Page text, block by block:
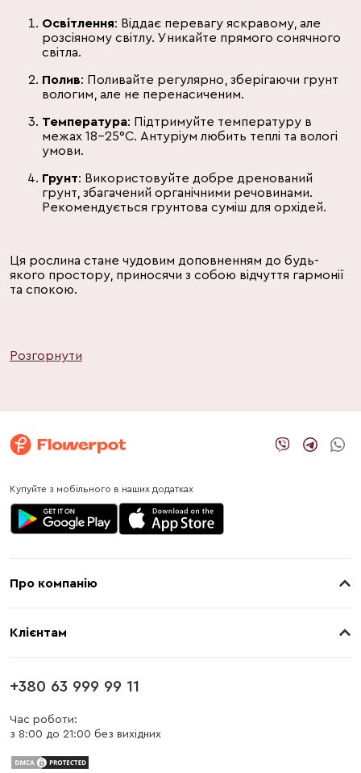
Освітлення: Віддає перевагу яскравому, але
розсіяному світлу. Уникайте прямого сонячного
світла.
Полив: Поливайте регулярно, зберігаючи грунт
вологим, але не перенасиченим.
Температура: Підтримуйте температуру в
межах 18-25°C. Антуріум любить теплі та вологі
умови.
Грунт: Використовуйте добре дренований
грунт, збагачений органічними речовинами.
Рекомендується грунтова суміш для орхідей.
Ця рослина стане чудовим доповненням до будь-
якого простору, приносячи з собою відчуття гармонії
та спокою.
Розгорнути
Купуйте з мобільного в наших додатках
Про компанію
Клієнтам
Оплата
Блог
+380 63 999 99 11
Час роботи:
з 8:00 до 21:00 без вихідних